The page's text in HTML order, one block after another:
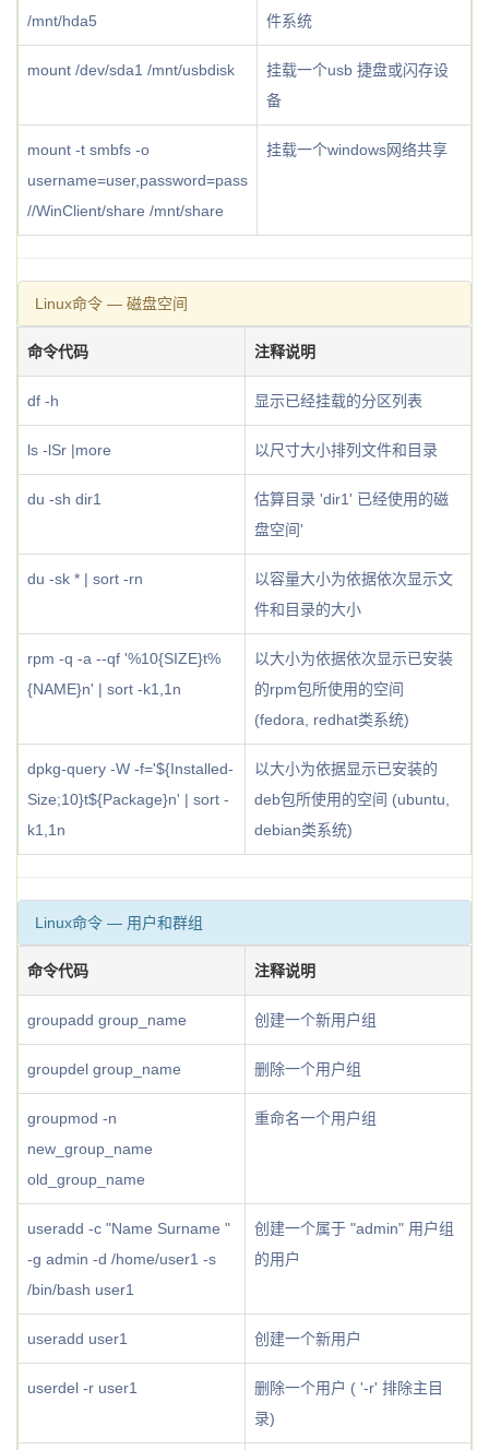
/mnt/hda5
件系统
mount /dev/sda1 /mnt/usbdisk
挂载一个usb 捷盘或闪存设
备
mount -t smbfs -o
username=user,password=pass
//WinClient/share /mnt/share
挂载一个windows网络共享
Linux命令 — 磁盘空间
命令代码 注释说明
df -h 显示已经挂载的分区列表
ls -lSr |more 以尺寸大小排列文件和目录
du -sh dir1
估算目录 'dir1' 已经使用的磁
盘空间'
du -sk * | sort -rn
以容量大小为依据依次显示文
件和目录的大小
rpm -q -a --qf '%10{SIZE}t%
{NAME}n' | sort -k1,1n
以大小为依据依次显示已安装
的rpm包所使用的空间
(fedora, redhat类系统)
dpkg-query -W -f='${Installed-
Size;10}t${Package}n' | sort -
k1,1n
以大小为依据显示已安装的
deb包所使用的空间 (ubuntu,
debian类系统)
Linux命令 — 用户和群组
命令代码 注释说明
groupadd group_name 创建一个新用户组
groupdel group_name 删除一个用户组
groupmod -n
new_group_name
old_group_name
重命名一个用户组
useradd -c "Name Surname "
-g admin -d /home/user1 -s
/bin/bash user1
创建一个属于 "admin" 用户组
的用户
useradd user1 创建一个新用户
userdel -r user1
删除一个用户 ( '-r' 排除主目
录)